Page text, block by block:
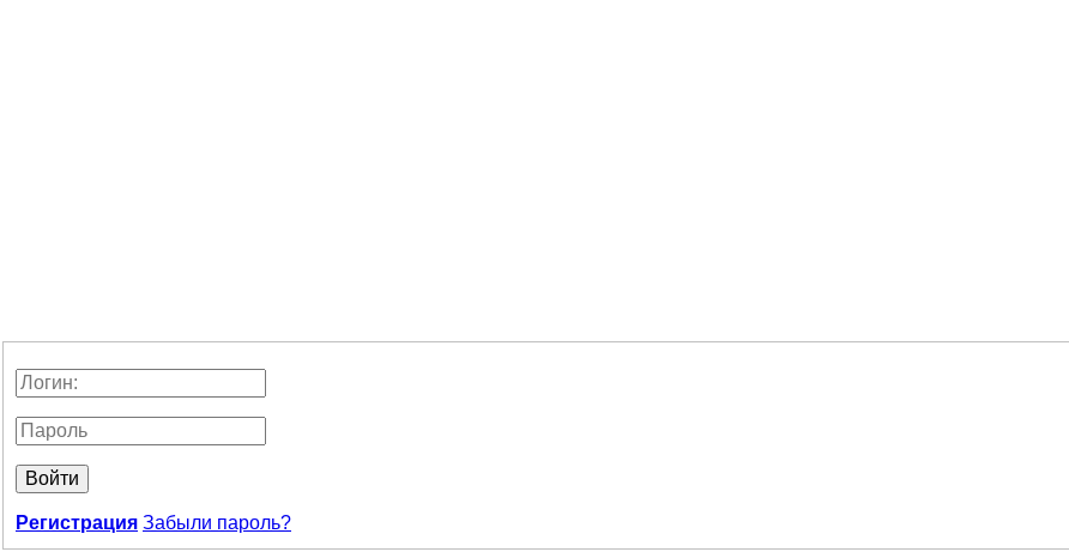
Войти
Регистрация Забыли пароль?